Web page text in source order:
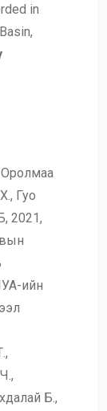
in
Оролмаа
Гуо
2021,
ийн
Б.,